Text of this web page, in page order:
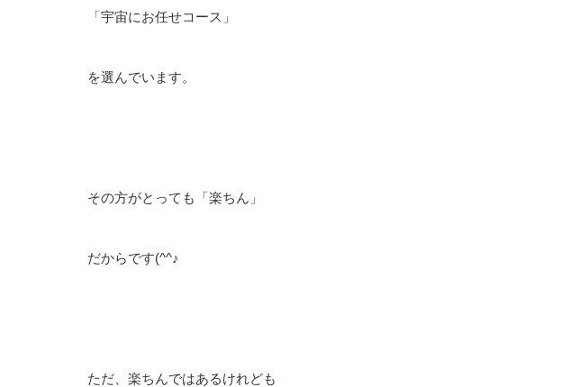
「宇宙にお任せコース」
を選んでいます。
その方がとっても「楽ちん」
だからです(^^♪
ただ、楽ちんではあるけれども